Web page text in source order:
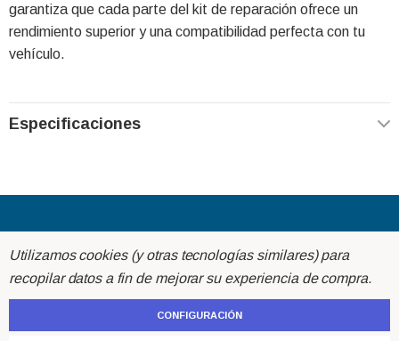
garantiza que cada parte del kit de reparación ofrece un
rendimiento superior y una compatibilidad perfecta con tu
vehículo.
Especificaciones
Acerca de
Ayuda
Utilizamos cookies (y otras tecnologías similares) para
recopilar datos a fin de mejorar su experiencia de compra.
CONFIGURACIÓN